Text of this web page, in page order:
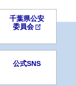
千葉県公安
委員会
公式SNS